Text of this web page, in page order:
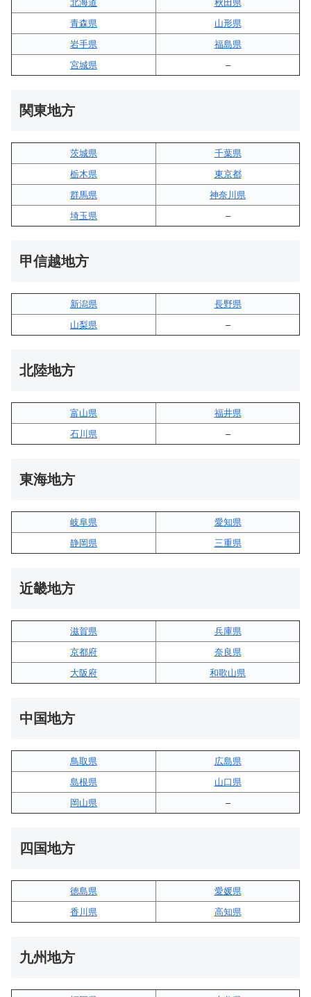
北海道
秋田県
青森県
山形県
岩手県
福島県
宮城県
–
関東地方
茨城県
千葉県
栃木県
東京都
群馬県
神奈川県
埼玉県
–
甲信越地方
新潟県
長野県
山梨県
–
北陸地方
富山県
福井県
石川県
–
東海地方
岐阜県
愛知県
静岡県
三重県
近畿地方
滋賀県
兵庫県
京都府
奈良県
大阪府
和歌山県
中国地方
鳥取県
広島県
島根県
山口県
岡山県
–
四国地方
徳島県
愛媛県
香川県
高知県
九州地方